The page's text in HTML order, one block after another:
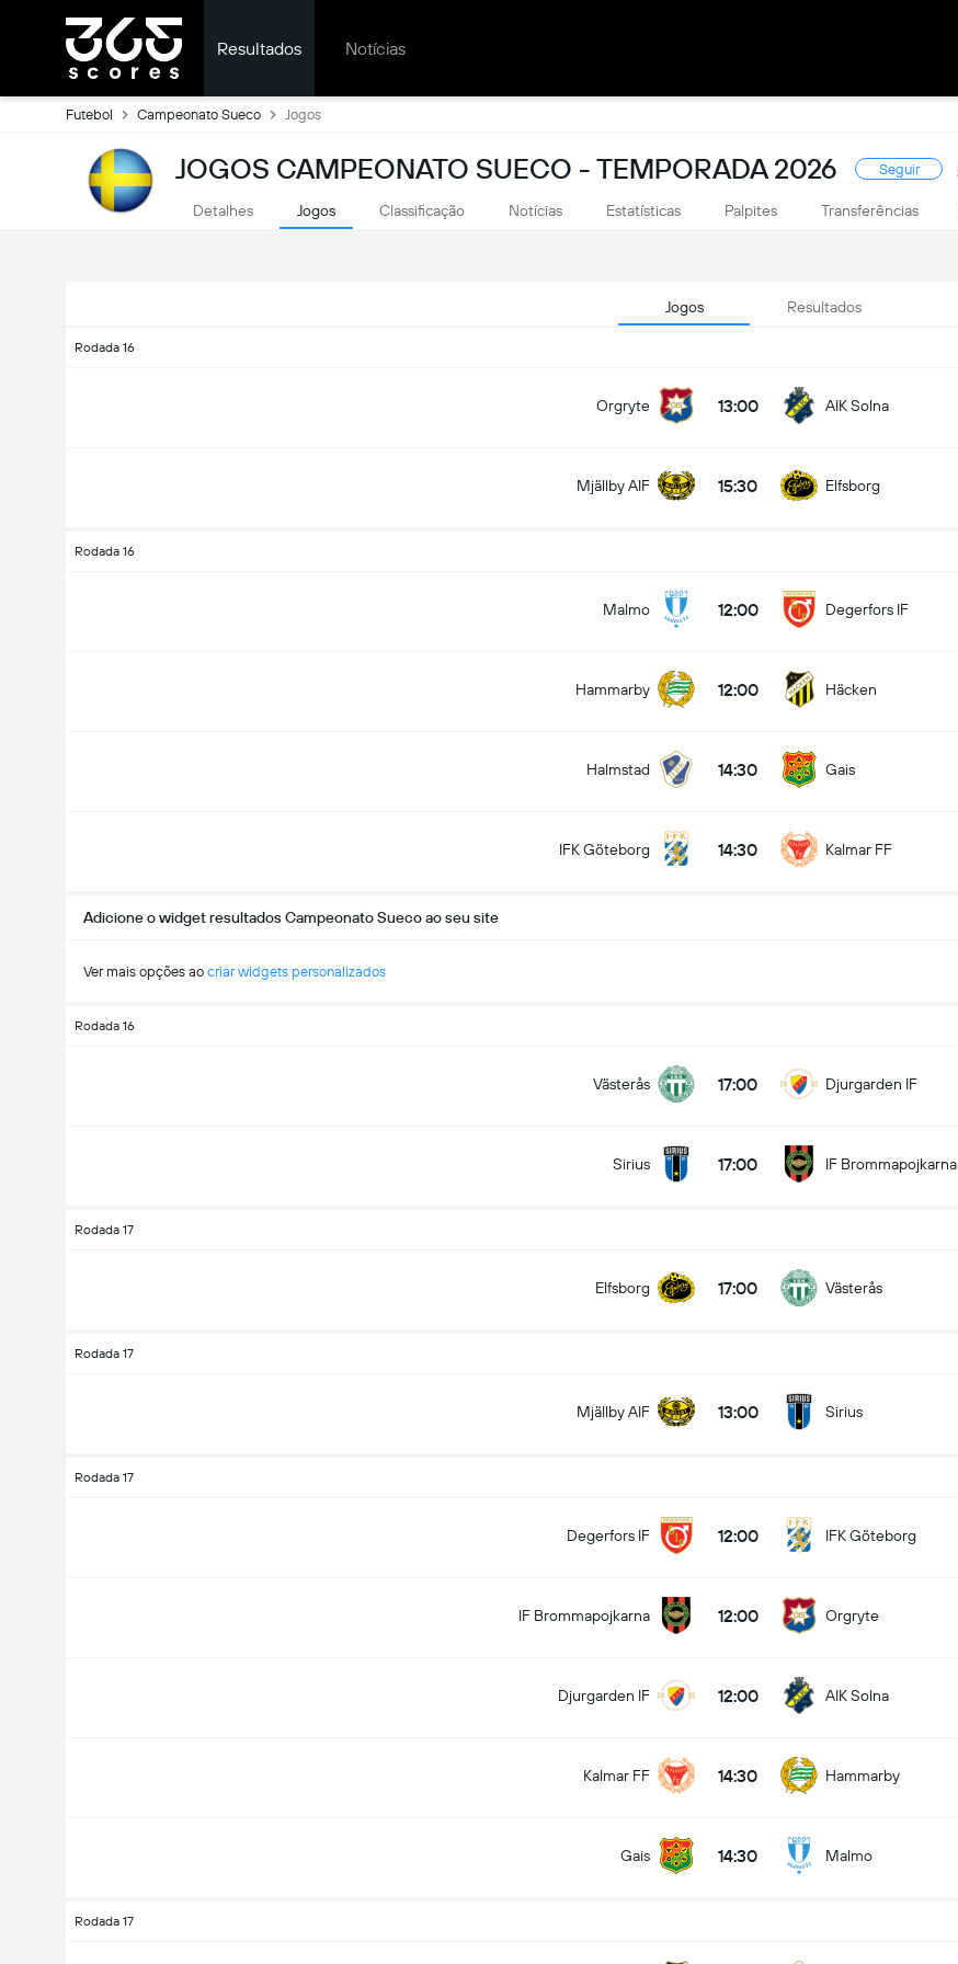
Resultados Notícias
Futebol Campeonato Sueco Jogos
JOGOS CAMPEONATO SUECO - TEMPORADA 2026 Seguir
Detalhes Jogos Classificação Notícias Estatísticas Palpites Transferências
Jogos Resultados
Rodada 16
Orgryte 13:00 AIK Solna
Mjällby AIF 15:30 Elfsborg
Rodada 16
Malmo 12:00 Degerfors IF
Hammarby 12:00 Häcken
Halmstad 14:30 Gais
IFK Göteborg 14:30 Kalmar FF
Adicione o widget resultados Campeonato Sueco ao seu site
Ver mais opções ao criar widgets personalizados
Rodada 16
Västerås 17:00 Djurgarden IF
Sirius 17:00 IF Brommapojkarna
Rodada 17
Elfsborg 17:00 Västerås
Rodada 17
Mjällby AIF 13:00 Sirius
Rodada 17
Degerfors IF 12:00 IFK Göteborg
IF Brommapojkarna 12:00 Orgryte
Djurgarden IF 12:00 AIK Solna
Kalmar FF 14:30 Hammarby
Gais 14:30 Malmo
Rodada 17